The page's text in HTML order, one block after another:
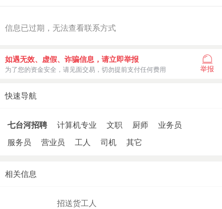
信息已过期，无法查看联系方式
如遇无效、虚假、诈骗信息，请立即举报
为了您的资金安全，请见面交易，切勿提前支付任何费用 举报
快速导航
七台河招聘 计算机专业 文职 厨师
业务员
服务员
营业员 工人 司机 其它
相关信息
招送货工人